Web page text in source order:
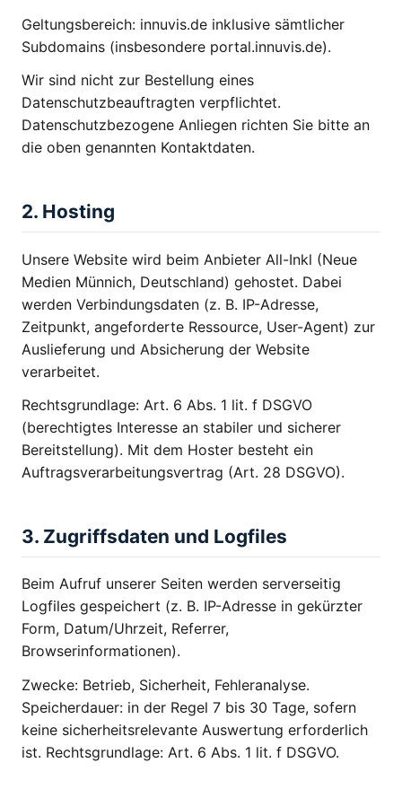
Geltungsbereich: innuvis.de inklusive sämtlicher
Subdomains (insbesondere portal.innuvis.de).
Wir sind nicht zur Bestellung eines
Datenschutzbeauftragten verpflichtet.
Datenschutzbezogene Anliegen richten Sie bitte an
die oben genannten Kontaktdaten.
2. Hosting
Unsere Website wird beim Anbieter All-Inkl (Neue
Medien Münnich, Deutschland) gehostet. Dabei
werden Verbindungsdaten (z. B. IP-Adresse,
Zeitpunkt, angeforderte Ressource, User-Agent) zur
Auslieferung und Absicherung der Website
verarbeitet.
Rechtsgrundlage: Art. 6 Abs. 1 lit. f DSGVO
(berechtigtes Interesse an stabiler und sicherer
Bereitstellung). Mit dem Hoster besteht ein
Auftragsverarbeitungsvertrag (Art. 28 DSGVO).
3. Zugriffsdaten und Logfiles
Beim Aufruf unserer Seiten werden serverseitig
Logfiles gespeichert (z. B. IP-Adresse in gekürzter
Form, Datum/Uhrzeit, Referrer,
Browserinformationen).
Zwecke: Betrieb, Sicherheit, Fehleranalyse.
Speicherdauer: in der Regel 7 bis 30 Tage, sofern
keine sicherheitsrelevante Auswertung erforderlich
ist. Rechtsgrundlage: Art. 6 Abs. 1 lit. f DSGVO.